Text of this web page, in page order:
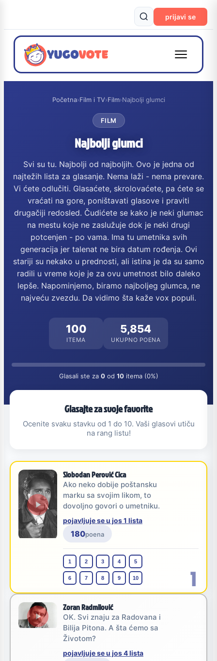
prijavi se
Početna›Film i TV›Film›Najbolji glumci
FILM
Najbolji glumci
Svi su tu. Najbolji od najboljih. Ovo je jedna od
najtežih lista za glasanje. Nema laži - nema prevare.
Vi ćete odlučiti. Glasaćete, skrolovaćete, pa ćete se
vraćati na gore, poništavati glasove i praviti
drugačiji redosled. Čudićete se kako je neki glumac
na mestu koje ne zaslužuje dok je neki drugi
potcenjen - po vama. Ima tu umetnika svih
generacija jer talenat ne bira datum rođenja. Ovi
stariji su nekako u prednosti, ali istina je da su samo
radili u vreme koje je za ovu umetnost bilo daleko
lepše. Napominjemo, biramo najboljeg glumca, ne
najveću zvezdu. Da vidimo šta kaže vox populi.
100
ITEMA
5,854
UKUPNO POENA
Glasali ste za 0od 10itema (0%)
Glasajte za svoje favorite
Ocenite svaku stavku od 1 do 10. Vaši glasovi utiču
na rang listu!
1
Slobodan Perović Cica
Ako neko dobije poštansku
marku sa svojim likom, to
dovoljno govori o umetniku.
pojavljuje se u jos 1 lista
180poena
1 2 3 4 5
6 7 8 9 10
Zoran Radmilović
OK. Svi znaju za Radovana i
Bilija Pitona. A šta ćemo sa
Životom?
pojavljuje se u jos 4 lista